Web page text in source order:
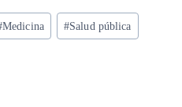
ke
dI
ai
l
re
Medicina #Salud pública